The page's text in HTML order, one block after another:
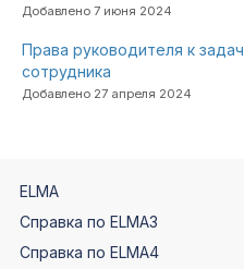
Добавлено 7 июня 2024
Права руководителя к
сотрудника
Добавлено 27 апреля 2024
ELMA
Справка по ELMA3
Справка по ELMA4